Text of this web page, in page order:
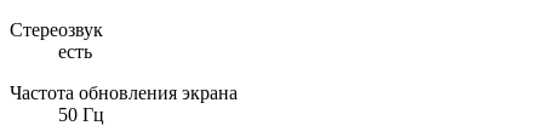
Стереозвук
есть
Частота обновления экрана
50 Гц